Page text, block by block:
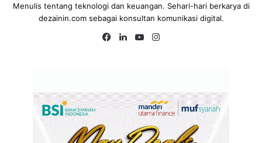
Menulis tentang teknologi dan keuangan. Sehari-hari berkarya di
dezainin.com sebagai konsultan komunikasi digital.
Fa
Lin
Yo